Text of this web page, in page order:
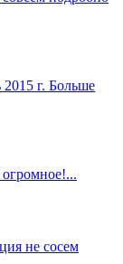
г. Больше
не сосем